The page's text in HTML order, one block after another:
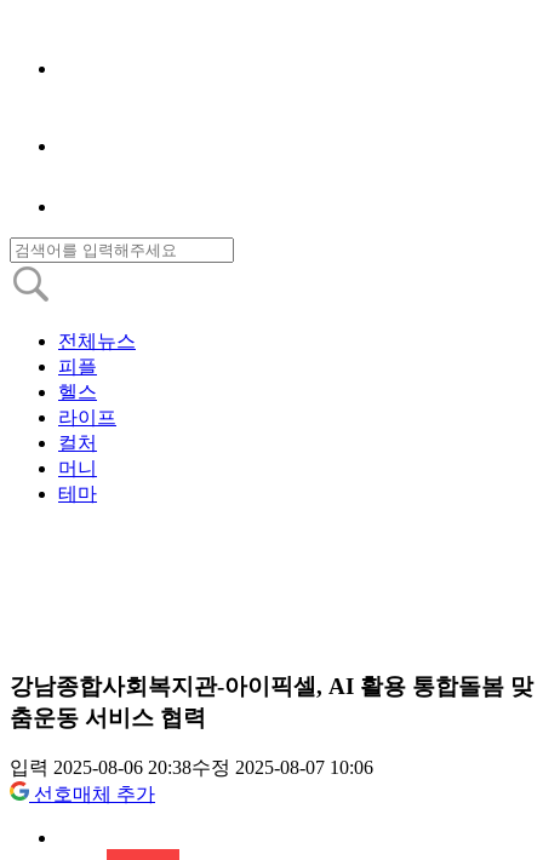
전체뉴스
피플
헬스
라이프
컬처
머니
테마
강남종합사회복지관-아이픽셀, AI 활용 통합돌봄 맞
춤운동 서비스 협력
입력 2025-08-06 20:38수정 2025-08-07 10:06
선호매체 추가